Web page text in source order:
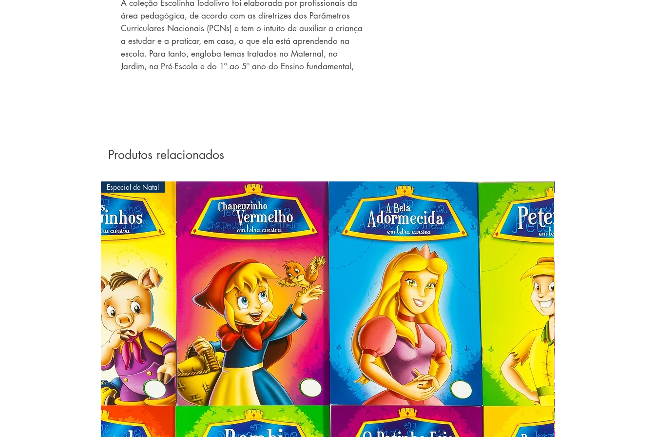
A coleção Escolinha Todolivro foi elaborada por profissionais da
área pedagógica, de acordo com as diretrizes dos Parâmetros
Curriculares Nacionais (PCNs) e tem o intuito de auxiliar a criança
a estudar e a praticar, em casa, o que ela está aprendendo na
escola. Para tanto, engloba temas tratados no Maternal, no
Jardim, na Pré-Escola e do 1º ao 5º ano do Ensino fundamental,
Escola, incorpora a preocupação com ortografia, palavras
Fundamental contêm mais de 40 exercícios apropriados para
reforçar e aprimorar o conhecimento de Matemática, por meio de
contas, atividades de raciocínio lógico e situações-problemas; e
Português com exercícios de caligrafia, leitura e interpretação de
textos.
Esta é uma ferramenta de auxílio aos pais e professores, mas
também objetiva momentos de lazer para a criança, como aspecto
lúdico da sua formação.
Produtos relacionados
Especial de Natal